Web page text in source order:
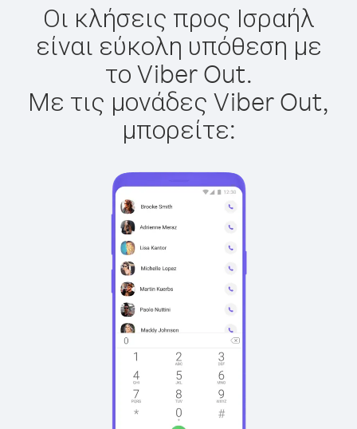
Οι κλήσεις προς Ισραήλ
είναι εύκολη υπόθεση με
το Viber Out.
Με τις μονάδες Viber Out,
μπορείτε: